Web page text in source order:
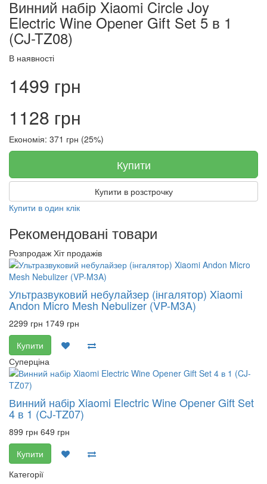
Винний набір Xiaomi Circle Joy
Electric Wine Opener Gift Set 5 в 1
(CJ-TZ08)
В наявності
1499 грн
1128 грн
Економія: 371 грн (25%)
Купити
Купити в розстрочку
Купити в один клік
Рекомендовані товари
Розпродаж Хіт продажів
Ультразвуковий небулайзер (інгалятор) Xiaomi
Andon Micro Mesh Nebulizer (VP-M3A)
2299 грн 1749 грн
Купити
Суперціна
Винний набір Xiaomi Electric Wine Opener Gift Set
4 в 1 (CJ-TZ07)
899 грн 649 грн
Купити
Категорії